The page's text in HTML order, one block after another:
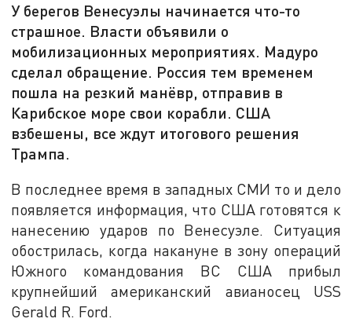
У берегов Венесуэлы начинается что-то
страшное. Власти объявили о
мобилизационных мероприятиях. Мадуро
сделал обращение. Россия тем временем
пошла на резкий манёвр, отправив в
Карибское море свои корабли. США
взбешены, все ждут итогового решения
Трампа.
В последнее время в западных СМИ то и дело
появляется информация, что США готовятся к
нанесению ударов по Венесуэле. Ситуация
обострилась, когда накануне в зону операций
Южного командования ВС США прибыл
крупнейший американский авианосец USS
Gerald R. Ford.